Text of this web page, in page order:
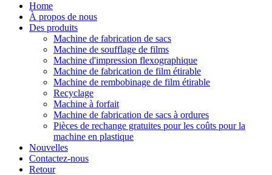
Home
À propos de nous
Des produits
Machine de fabrication de sacs
Machine de soufflage de films
Machine d'impression flexographique
Machine de fabrication de film étirable
Machine de rembobinage de film étirable
Recyclage
Machine à forfait
Machine de fabrication de sacs à ordures
Pièces de rechange gratuites pour les coûts pour la
machine en plastique
Nouvelles
Contactez-nous
Retour